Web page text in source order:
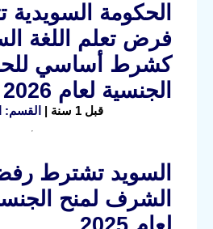
الحكومة السويدية
فرض تعلم اللغة
كشرط أساسي
الجنسية لعام 2026
قبل 1 سنة | القسم:
السويد تشترط
الشرف لمنح